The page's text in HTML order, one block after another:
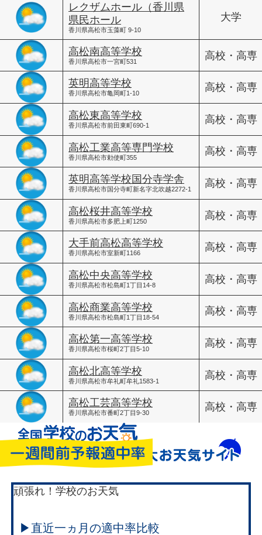
レクザムホール（香川県
県民ホール
香川県高松市玉藻町 9-10
大学
高松南高等学校
香川県高松市一宮町531
高校・高専
英明高等学校
香川県高松市亀岡町1-10
高校・高専
高松東高等学校
香川県高松市前田東町690-1
高校・高専
高松工業高等専門学校
香川県高松市勅使町355
高校・高専
英明高等学校国分寺学舎
香川県高松市国分寺町新名字北吹越2272-1
高校・高専
高松桜井高等学校
香川県高松市多肥上町1250
高校・高専
大手前高松高等学校
香川県高松市室新町1166
高校・高専
高松中央高等学校
香川県高松市松島町1丁目14-8
高校・高専
高松商業高等学校
香川県高松市松島町1丁目18-54
高校・高専
高松第一高等学校
香川県高松市桜町2丁目5-10
高校・高専
高松北高等学校
香川県高松市牟礼町牟礼1583-1
高校・高専
高松工芸高等学校
香川県高松市番町2丁目9-30
高校・高専
頑張れ！学校のお天気
▶直近一ヵ月の適中率比較